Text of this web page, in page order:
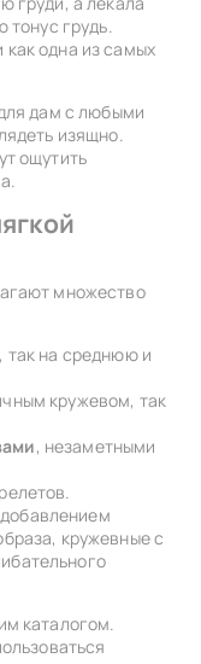
грудь.
одна из самых
дам с любыми
изящно.
ощутить
множество
так на среднюю и
кружевом, так
, незаметными
добавлением
кружевные с
каталогом.